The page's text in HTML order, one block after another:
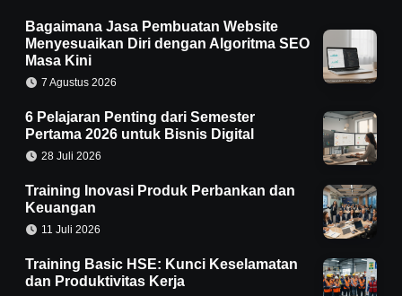
Bagaimana Jasa Pembuatan Website
Menyesuaikan Diri dengan Algoritma SEO
Masa Kini
7 Agustus 2026
6 Pelajaran Penting dari Semester
Pertama 2026 untuk Bisnis Digital
28 Juli 2026
Training Inovasi Produk Perbankan dan
Keuangan
11 Juli 2026
Training Basic HSE: Kunci Keselamatan
dan Produktivitas Kerja